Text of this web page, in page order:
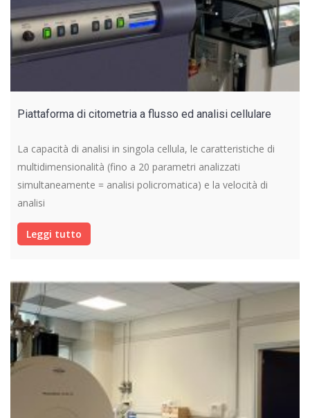
Piattaforma di citometria a flusso ed analisi cellulare
La capacità di analisi in singola cellula, le caratteristiche di
multidimensionalità (fino a 20 parametri analizzati
simultaneamente = analisi policromatica) e la velocità di
analisi
Leggi tutto